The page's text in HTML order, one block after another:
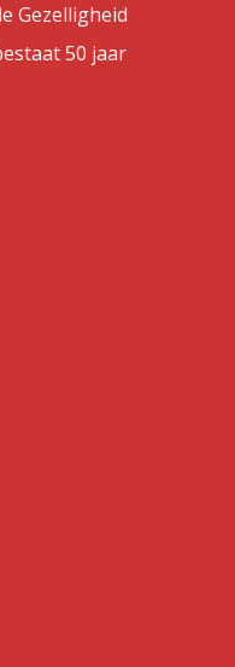
Gezelligheid
50 jaar